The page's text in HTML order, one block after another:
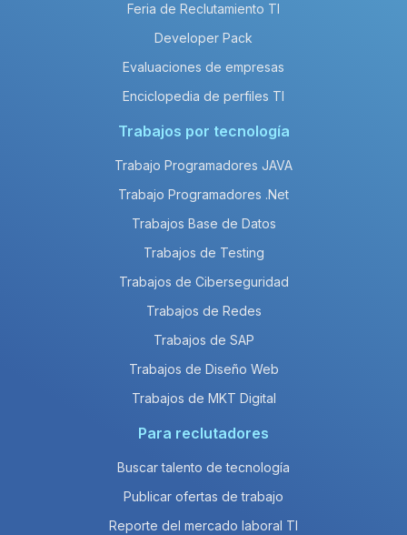
Feria de Reclutamiento TI
Developer Pack
Evaluaciones de empresas
Enciclopedia de perfiles TI
Trabajos por tecnología
Trabajo Programadores JAVA
Trabajo Programadores .Net
Trabajos Base de Datos
Trabajos de Testing
Trabajos de Ciberseguridad
Trabajos de Redes
Trabajos de SAP
Trabajos de Diseño Web
Trabajos de MKT Digital
Para reclutadores
Buscar talento de tecnología
Publicar ofertas de trabajo
Reporte del mercado laboral TI